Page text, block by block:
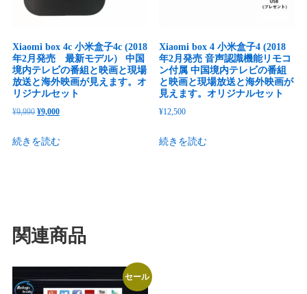
Xiaomi box 4c 小米盒子4c (2018
年2月発売 最新モデル） 中国
境内テレビの番組と映画と現場
放送と海外映画が見えます。オ
リジナルセット
¥9,990 元
価
し
た。
¥9,000現
の
で
す。
続きを読む
Xiaomi box 4 小米盒子4 (2018
年2月発売 音声認識機能リモコ
ン付属 中国境内テレビの番組
と映画と現場放送と海外映画が
見えます。オリジナルセット
¥12,500
続きを読む
関連商品
セール